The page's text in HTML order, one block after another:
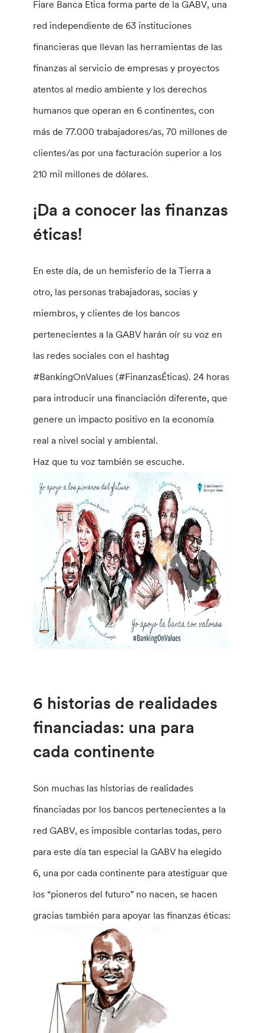
Fiare Banca Etica forma parte de la GABV, una
red independiente de 63 instituciones
financieras que llevan las herramientas de las
finanzas al servicio de empresas y proyectos
atentos al medio ambiente y los derechos
humanos que operan en 6 continentes, con
más de 77.000 trabajadores/as, 70 millones de
clientes/as por una facturación superior a los
210 mil millones de dólares.
¡Da a conocer las finanzas
éticas!
En este día, de un hemisferio de la Tierra a
otro, las personas trabajadoras, socias y
miembros, y clientes de los bancos
pertenecientes a la GABV harán oír su voz en
las redes sociales con el hashtag
#BankingOnValues ​​(#FinanzasÉticas). 24 horas
para introducir una financiación diferente, que
genere un impacto positivo en la economía
real a nivel social y ambiental.
Haz que tu voz también se escuche.
6 historias de realidades
financiadas: una para
cada continente
Son muchas las historias de realidades
financiadas por los bancos pertenecientes a la
red GABV, es imposible contarlas todas, pero
para este día tan especial la GABV ha elegido
6, una por cada continente para atestiguar que
los “pioneros del futuro” no nacen, se hacen
gracias también para apoyar las finanzas éticas: